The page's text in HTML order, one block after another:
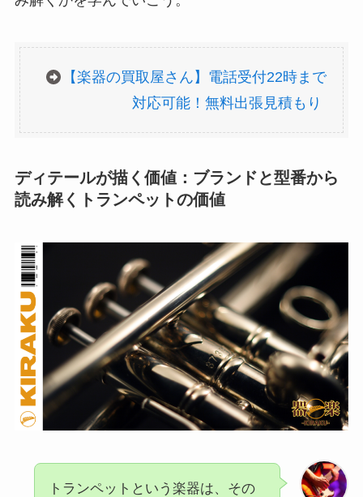
【楽器の買取屋さん】電話受付22時まで
対応可能！無料出張見積もり
ディテールが描く価値：ブランドと型番から
読み解くトランペットの価値
トランペットという楽器は、その